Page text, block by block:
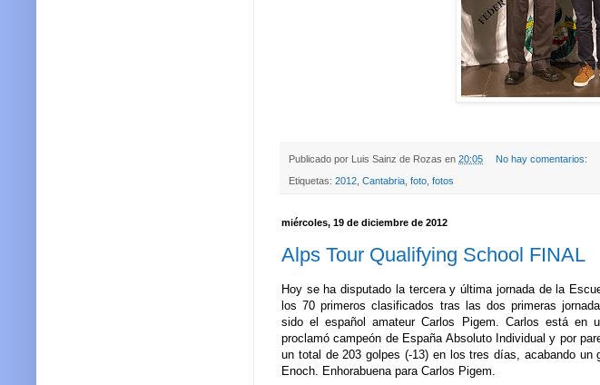
Publicado por Luis Sainz de Rozas en 20:05 No hay comentarios:
Etiquetas: 2012 Cantabria foto fotos
miércoles, 19 de diciembre de 2012
Alps Tour Qualifying School FINAL
Hoy se ha disputado la tercera y última jornada de la
los 70 primeros clasificados tras las dos primeras
sido el español amateur Carlos Pigem. Carlos está en
proclamó campeón de España Absoluto Individual y por
un total de 203 golpes (-13) en los tres días, acabando
Enoch. Enhorabuena para Carlos Pigem.